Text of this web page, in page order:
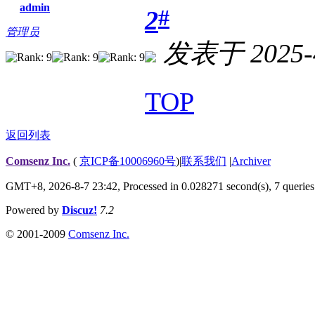
admin
管理员 2#
发表于
TOP
返回列表
Comsenz Inc. ( 京ICP备10006960号)|联系我们 |Archiver
GMT+8, 2026-8-7 23:42, Processed in 0.028271 second(s), 7 queries
Powered by Discuz! 7.2
© 2001-2009 Comsenz Inc.